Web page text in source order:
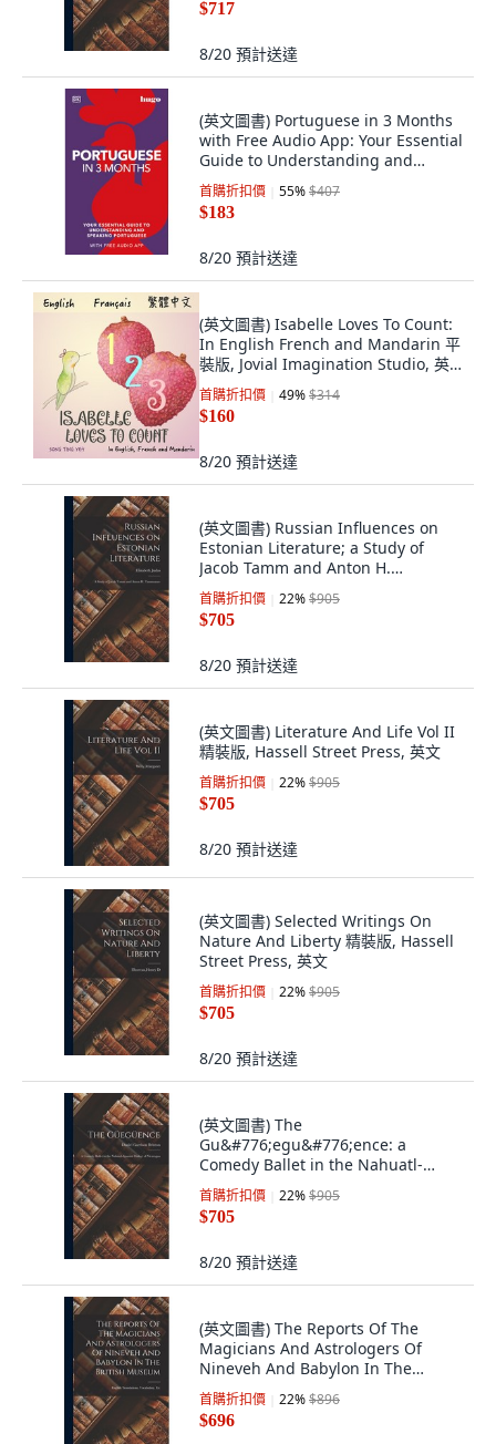
$717
8/20 預計送達
(英文圖書) Portuguese in 3 Months
with Free Audio App: Your Essential
Guide to Understanding and
Speakin... 平裝版, DK Publishing
(Dorling Kind..., 英文
首購折扣價 55%$407
$183
8/20 預計送達
(英文圖書) Isabelle Loves To Count:
In English French and Mandarin 平
裝版, Jovial Imagination Studio, 英
文
首購折扣價 49%$314
$160
8/20 預計送達
(英文圖書) Russian Influences on
Estonian Literature; a Study of
Jacob Tamm and Anton H.
Tammsaare 精裝版, Hassell Street
Press, 英文
首購折扣價 22%$905
$705
8/20 預計送達
(英文圖書) Literature And Life Vol II
精裝版, Hassell Street Press, 英文
首購折扣價 22%$905
$705
8/20 預計送達
(英文圖書) Selected Writings On
Nature And Liberty 精裝版, Hassell
Street Press, 英文
首購折扣價 22%$905
$705
8/20 預計送達
(英文圖書) The
Gu&#776;egu&#776;ence: a
Comedy Ballet in the Nahuatl-
Spanish Dialect of Nicaragua 精裝
版, Legare Street Press, 英文
首購折扣價 22%$905
$705
8/20 預計送達
(英文圖書) The Reports Of The
Magicians And Astrologers Of
Nineveh And Babylon In The
British Museum: En... 精裝版,
Legare Street Press, 英文
首購折扣價 22%$896
$696